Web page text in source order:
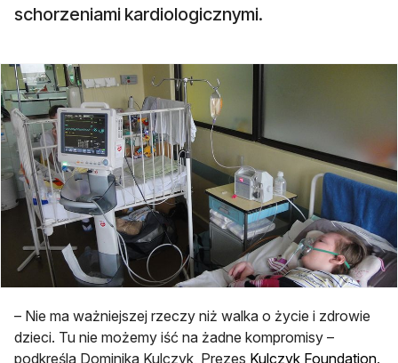
schorzeniami kardiologicznymi.
– Nie ma ważniejszej rzeczy niż walka o życie i zdrowie
dzieci. Tu nie możemy iść na żadne kompromisy –
podkreśla Dominika Kulczyk, Prezes Kulczyk Foundation.